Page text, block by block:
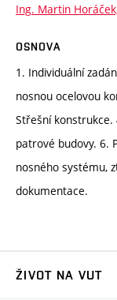
Ing. Martin
OSNOVA
1. Individuální
nosnou ocelovou
Střešní
patrové budovy. 6.
nosného systému,
dokumentace.
ŽIVOT NA VUT